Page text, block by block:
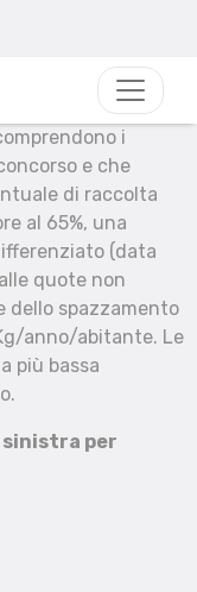
i
e che
di raccolta
al 65%, una
(data
quote non
dello spazzamento
anno/abitante. Le
più bassa
sinistra per